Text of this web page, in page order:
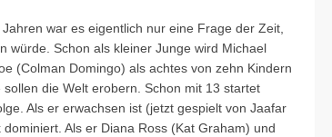
war es eigentlich nur eine Frage der Zeit,
würde. Schon als kleiner Junge wird Michael
(Colman Domingo) als achtes von zehn Kindern
die Welt erobern. Schon mit 13 startet
Als er erwachsen ist (jetzt gespielt von Jaafar
Als er Diana Ross (Kat Graham) und